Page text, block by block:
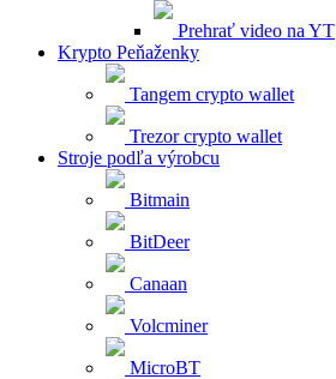
Prehrať video na YT
Krypto Peňaženky
Tangem crypto wallet
Trezor crypto wallet
Stroje podľa výrobcu
Bitmain
BitDeer
Canaan
Volcminer
MicroBT